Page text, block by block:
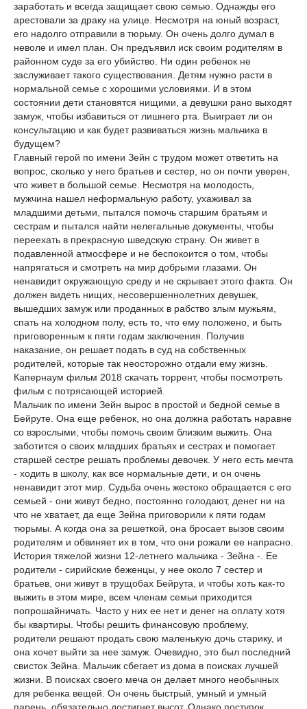
заработать и всегда защищает свою семью. Однажды его
арестовали за драку на улице. Несмотря на юный возраст,
его надолго отправили в тюрьму. Он очень долго думал в
неволе и имел план. Он предъявил иск своим родителям в
районном суде за его убийство. Ни один ребенок не
заслуживает такого существования. Детям нужно расти в
нормальной семье с хорошими условиями. И в этом
состоянии дети становятся нищими, а девушки рано выходят
замуж, чтобы избавиться от лишнего рта. Выиграет ли он
консультацию и как будет развиваться жизнь мальчика в
будущем?
Главный герой по имени Зейн с трудом может ответить на
вопрос, сколько у него братьев и сестер, но он почти уверен,
что живет в большой семье. Несмотря на молодость,
мужчина нашел неформальную работу, ухаживал за
младшими детьми, пытался помочь старшим братьям и
сестрам и пытался найти нелегальные документы, чтобы
переехать в прекрасную шведскую страну. Он живет в
подавленной атмосфере и не беспокоится о том, чтобы
напрягаться и смотреть на мир добрыми глазами. Он
ненавидит окружающую среду и не скрывает этого факта. Он
должен видеть нищих, несовершеннолетних девушек,
вышедших замуж или проданных в рабство злым мужьям,
спать на холодном полу, есть то, что ему положено, и быть
приговоренным к пяти годам заключения. Получив
наказание, он решает подать в суд на собственных
родителей, которые так неосторожно отдали ему жизнь.
Капернаум фильм 2018 скачать торрент, чтобы посмотреть
фильм с потрясающей историей.
Мальчик по имени Зейн вырос в простой и бедной семье в
Бейруте. Она еще ребенок, но она должна работать наравне
со взрослыми, чтобы помочь своим близким выжить. Она
заботится о своих младших братьях и сестрах и помогает
старшей сестре решать проблемы девочек. У него есть мечта
- ходить в школу, как все нормальные дети, и он очень
ненавидит этот мир. Судьба очень жестоко обращается с его
семьей - они живут бедно, постоянно голодают, денег ни на
что не хватает, да еще Зейна приговорили к пяти годам
тюрьмы. А когда она за решеткой, она бросает вызов своим
родителям и обвиняет их в том, что они рожали ее напрасно.
История тяжелой жизни 12-летнего мальчика - Зейна -. Ее
родители - сирийские беженцы, у нее около 7 сестер и
братьев, они живут в трущобах Бейрута, и чтобы хоть как-то
выжить в этом мире, всем членам семьи приходится
попрошайничать. Часто у них ее нет и денег на оплату хотя
бы квартиры. Чтобы решить финансовую проблему,
родители решают продать свою маленькую дочь старику, и
она хочет выйти за нее замуж. Очевидно, это был последний
свисток Зейна. Мальчик сбегает из дома в поисках лучшей
жизни. В поисках своего меча он делает много необычных
для ребенка вещей. Он очень быстрый, умный и умный